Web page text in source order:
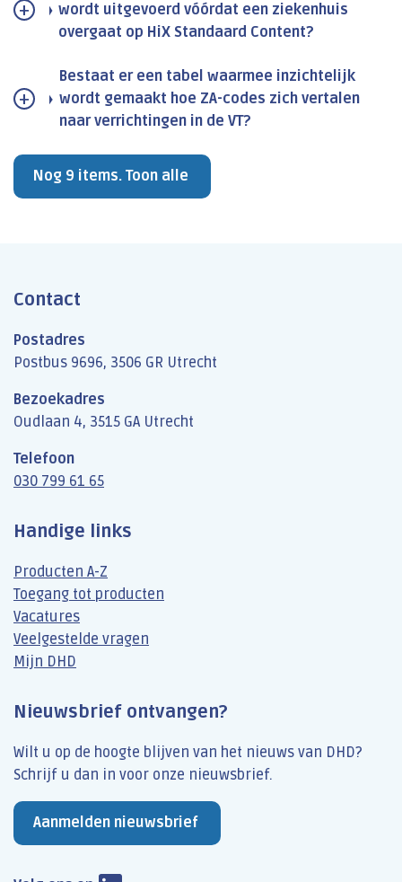
wordt uitgevoerd vóórdat een ziekenhuis
overgaat op HiX Standaard Content?
Bestaat er een tabel waarmee inzichtelijk
wordt gemaakt hoe ZA-codes zich vertalen
naar verrichtingen in de VT?
Nog 9 items. Toon alle
Contact
Postadres
Postbus 9696, 3506 GR Utrecht
Bezoekadres
Oudlaan 4, 3515 GA Utrecht
Telefoon
030 799 61 65
Handige links
Producten A-Z
Toegang tot producten
Vacatures
Veelgestelde vragen
Mijn DHD
Nieuwsbrief ontvangen?
Wilt u op de hoogte blijven van het nieuws van DHD?
Schrijf u dan​ in voor onze nieuwsbrief.
Aanmelden nieuwsbrief